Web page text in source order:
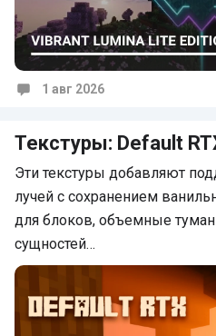
1 авг 2026
Текстуры: Default
Эти текстуры добавляют
лучей с сохранением
для блоков, объемные
сущностей…